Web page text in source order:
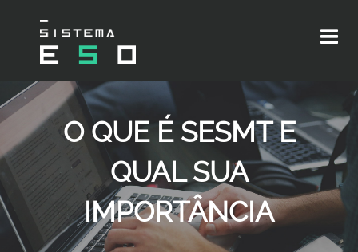
O QUE É SESMT E
QUAL SUA
IMPORTÂNCIA